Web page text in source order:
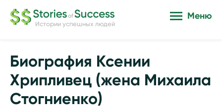
Истории успешных людей
Меню
Биография Ксении
Хрипливец (жена Михаила
Стогниенко)